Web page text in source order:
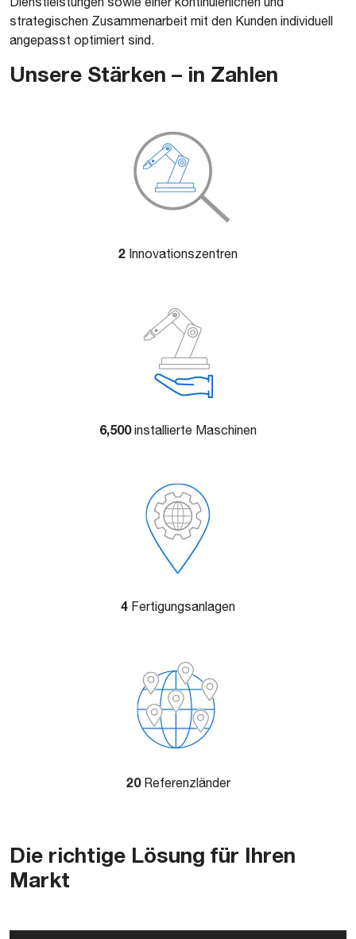
strategischen Zusammenarbeit mit den Kunden individuell
angepasst optimiert sind.
Unsere Stärken – in Zahlen
2 Innovationszentren
6,500installierte Maschinen
4 Fertigungsanlagen
20Referenzländer
Die richtige Lösung für Ihren
Markt